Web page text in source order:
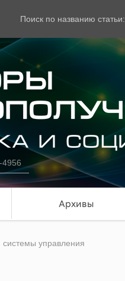
Поиск по названию статьи:
4956
Архивы
управления